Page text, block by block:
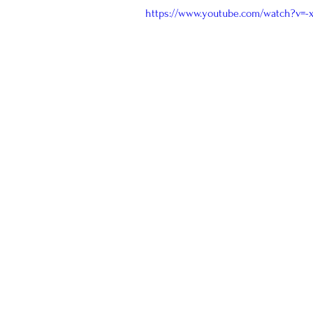
https://www.youtube.com/watch?v=-